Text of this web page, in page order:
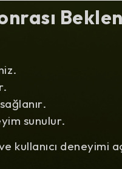
sunulur.
kullanıcı deneyimi